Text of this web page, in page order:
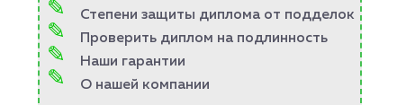
Степени защиты диплома от подделок
Проверить диплом на подлинность
Наши гарантии
О нашей компании